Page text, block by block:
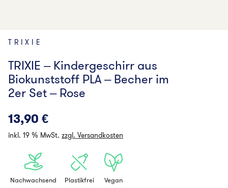
TRIXIE
TRIXIE – Kindergeschirr aus
Biokunststoff PLA – Becher im
2er Set – Rose
13,90 €
inkl. 19 % MwSt. zzgl. Versandkosten
Nachwachsend Plastikfrei Vegan